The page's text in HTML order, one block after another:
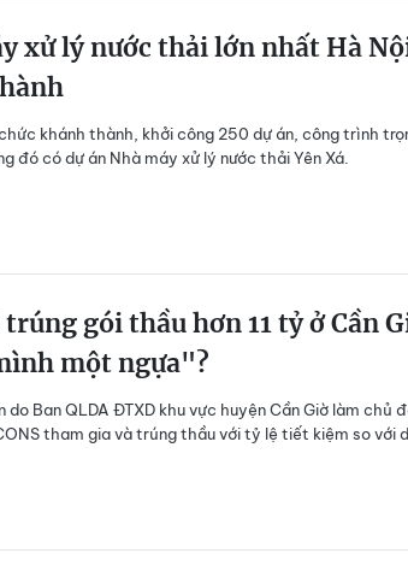
xử lý nước thải lớn nhất Hà
khánh thành, khởi công 250 dự án, công trình
đó có dự án Nhà máy xử lý nước thải Yên Xá.
trúng gói thầu hơn 11 tỷ ở Cần
một ngựa"?
Ban QLDA ĐTXD khu vực huyện Cần Giờ làm chủ
tham gia và trúng thầu với tỷ lệ tiết kiệm so với